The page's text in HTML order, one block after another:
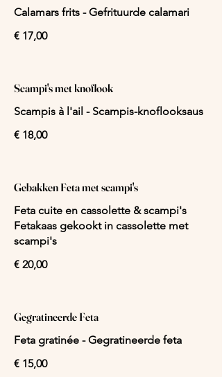
Calamars frits - Gefrituurde calamari
€ 17,00
Scampi's met knoflook
Scampis à l'ail - Scampis-knoflooksaus
€ 18,00
Gebakken Feta met scampi's
Feta cuite en cassolette & scampi's
Fetakaas gekookt in cassolette met
scampi's
€ 20,00
Gegratineerde Feta
Feta gratinée - Gegratineerde feta
€ 15,00